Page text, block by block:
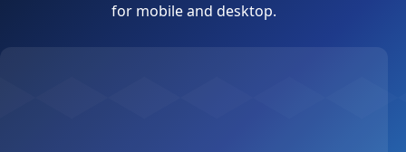
for mobile and desktop.